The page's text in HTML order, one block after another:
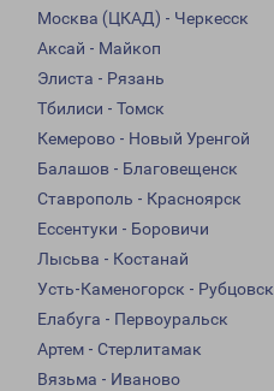
Москва (ЦКАД) - Черкесск
Аксай - Майкоп
Элиста - Рязань
Тбилиси - Томск
Кемерово - Новый Уренгой
Балашов - Благовещенск
Ставрополь - Красноярск
Ессентуки - Боровичи
Лысьва - Костанай
Усть-Каменогорск - Рубцовск
Елабуга - Первоуральск
Артем - Стерлитамак
Вязьма - Иваново